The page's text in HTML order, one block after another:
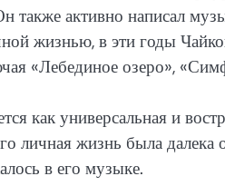
также активно написал
жизнью, в эти годы
«Лебединое озеро»,
как универсальная и
личная жизнь была
в его музыке.